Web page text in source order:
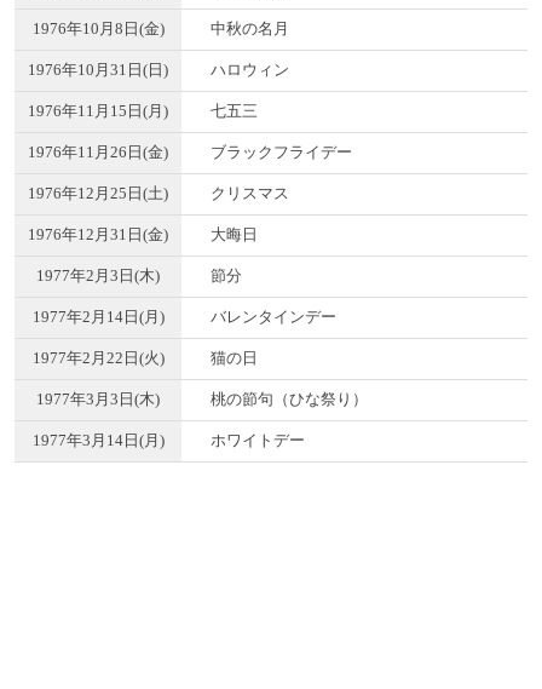
1976年10月8日(金) 中秋の名月
1976年10月31日(日) ハロウィン
1976年11月15日(月) 七五三
1976年11月26日(金) ブラックフライデー
1976年12月25日(土) クリスマス
1976年12月31日(金) 大晦日
1977年2月3日(木) 節分
1977年2月14日(月) バレンタインデー
1977年2月22日(火) 猫の日
1977年3月3日(木) 桃の節句（ひな祭り）
1977年3月14日(月) ホワイトデー